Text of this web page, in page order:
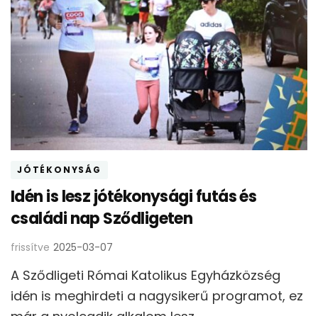
JÓTÉKONYSÁG
Idén is lesz jótékonysági futás és
családi nap Sződligeten
frissítve 2025-03-07
A Sződligeti Római Katolikus Egyházközség
idén is meghirdeti a nagysikerű programot, ez